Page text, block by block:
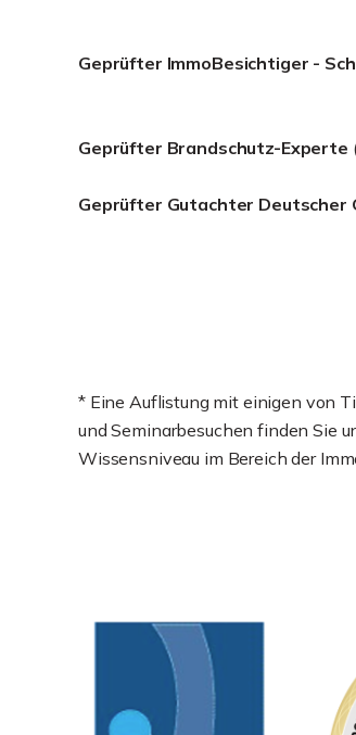
Geprüfter ImmoBesichtiger -
Geprüfter Brandschutz-Experte
Geprüfter Gutachter Deutscher
* Eine Auflistung mit einigen von
und Seminarbesuchen finden Sie
Wissensniveau im Bereich der